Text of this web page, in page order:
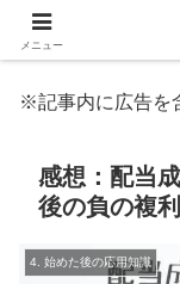
※記事内に広告を
感想：配当
後の負の複
4. 始めた後の応用知識
メニュー